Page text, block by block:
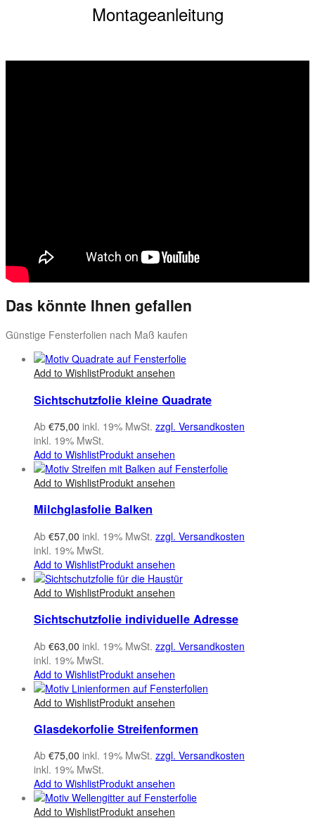
Montageanleitung
Das könnte Ihnen gefallen
Günstige Fensterfolien nach Maß kaufen
Add to WishlistProdukt ansehen
Sichtschutzfolie kleine Quadrate
Ab €75,00 inkl. 19% MwSt. zzgl. Versandkosten
inkl. 19% MwSt.
Add to WishlistProdukt ansehen
Add to WishlistProdukt ansehen
Milchglasfolie Balken
Ab €57,00 inkl. 19% MwSt. zzgl. Versandkosten
inkl. 19% MwSt.
Add to WishlistProdukt ansehen
Add to WishlistProdukt ansehen
Sichtschutzfolie individuelle Adresse
Ab €63,00 inkl. 19% MwSt. zzgl. Versandkosten
inkl. 19% MwSt.
Add to WishlistProdukt ansehen
Add to WishlistProdukt ansehen
Glasdekorfolie Streifenformen
Ab €75,00 inkl. 19% MwSt. zzgl. Versandkosten
inkl. 19% MwSt.
Add to WishlistProdukt ansehen
Add to WishlistProdukt ansehen